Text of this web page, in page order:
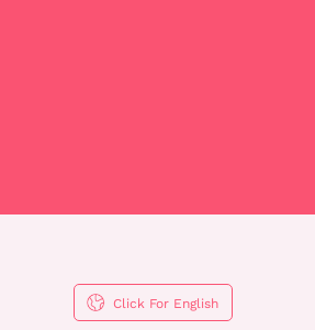
Click For English